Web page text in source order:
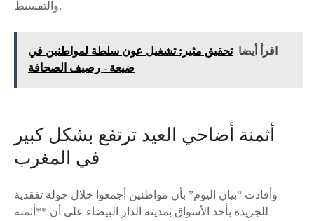
والتقسيط.
اقرأ أيضا تحقيق مثير: تشغيل عون سلطة لمواطنين في
ضيعة - رصيف الصحافة
أثمنة أضاحي العيد ترتفع بشكل كبير
في المغرب
وأفادت “بيان اليوم” بأن مواطنين أجمعوا خلال جولة تفقدية
للجريدة بأحد الأسواق بمدينة الدار البيضاء على أن **أثمنة